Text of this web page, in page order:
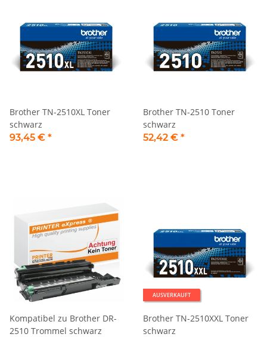
Brother TN-2510XL Toner
schwarz
93,45 € *
Brother TN-2510 Toner
schwarz
52,42 € *
Kompatibel zu Brother DR-
2510 Trommel schwarz
AUSVERKAUFT
Brother TN-2510XXL Toner
schwarz